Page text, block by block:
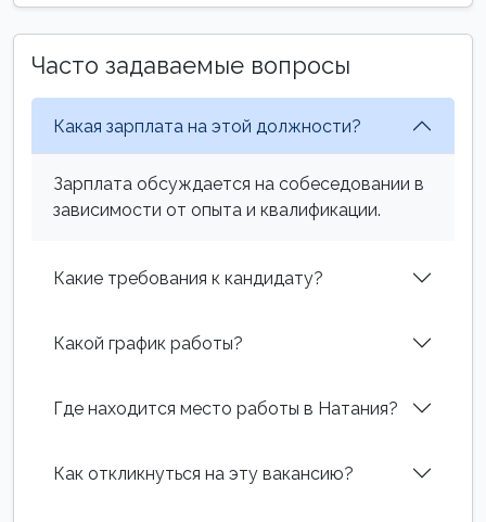
Часто задаваемые вопросы
Какая зарплата на этой должности?
Зарплата обсуждается на собеседовании в
зависимости от опыта и квалификации.
Какие требования к кандидату?
Какой график работы?
Где находится место работы в Натания?
Как откликнуться на эту вакансию?